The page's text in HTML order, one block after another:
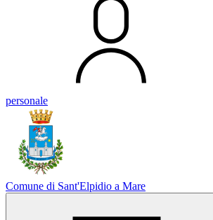
personale
Comune di Sant'Elpidio a Mare